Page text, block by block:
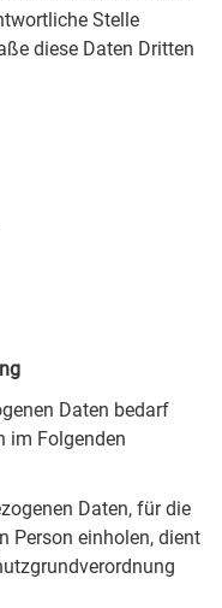
Stelle
diese Daten Dritten
Daten bedarf
im Folgenden
Daten, für die
Person einholen, dient